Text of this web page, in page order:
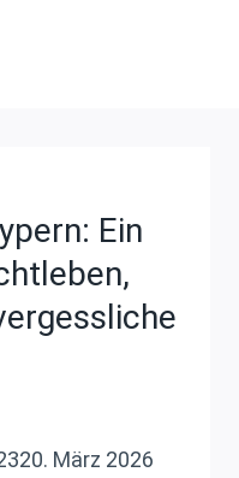
Ein
20. März 2026